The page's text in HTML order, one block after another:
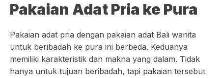
Pakaian Adat Pria ke Pura
Pakaian adat pria dengan pakaian adat Bali wanita
untuk beribadah ke pura ini berbeda. Keduanya
memiliki karakteristik dan makna yang dalam. Tidak
hanya untuk tujuan beribadah, tapi pakaian tersebut